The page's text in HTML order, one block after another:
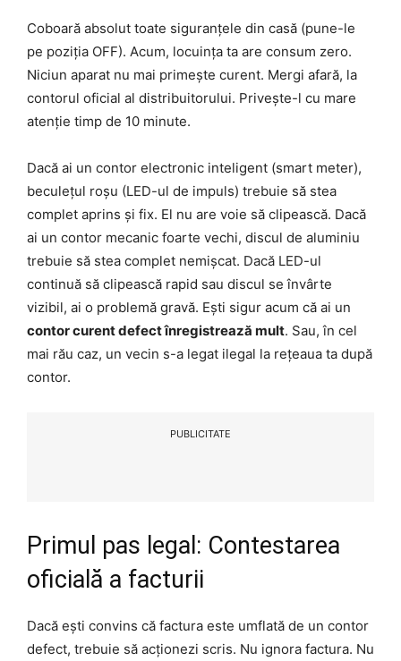
Coboară absolut toate siguranțele din casă (pune-le
pe poziția OFF). Acum, locuința ta are consum zero.
Niciun aparat nu mai primește curent. Mergi afară, la
contorul oficial al distribuitorului. Privește-l cu mare
atenție timp de 10 minute.
Dacă ai un contor electronic inteligent (smart meter),
beculețul roșu (LED-ul de impuls) trebuie să stea
complet aprins și fix. El nu are voie să clipească. Dacă
ai un contor mecanic foarte vechi, discul de aluminiu
trebuie să stea complet nemișcat. Dacă LED-ul
continuă să clipească rapid sau discul se învârte
vizibil, ai o problemă gravă. Ești sigur acum că ai un
contor curent defect înregistrează mult. Sau, în cel
mai rău caz, un vecin s-a legat ilegal la rețeaua ta după
contor.
PUBLICITATE
Primul pas legal: Contestarea
oficială a facturii
Dacă ești convins că factura este umflată de un contor
defect, trebuie să acționezi scris. Nu ignora factura. Nu